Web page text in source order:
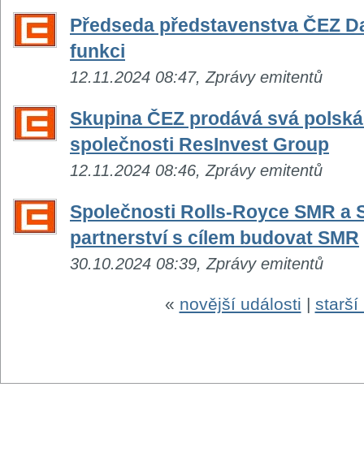
Předseda představenstva ČEZ
funkci
12.11.2024 08:47, Zprávy emitentů
Skupina ČEZ prodává svá
společnosti ResInvest Group
12.11.2024 08:46, Zprávy emitentů
Společnosti Rolls-Royce SMR a
partnerství s cílem budovat SMR
30.10.2024 08:39, Zprávy emitentů
« novější události | starší